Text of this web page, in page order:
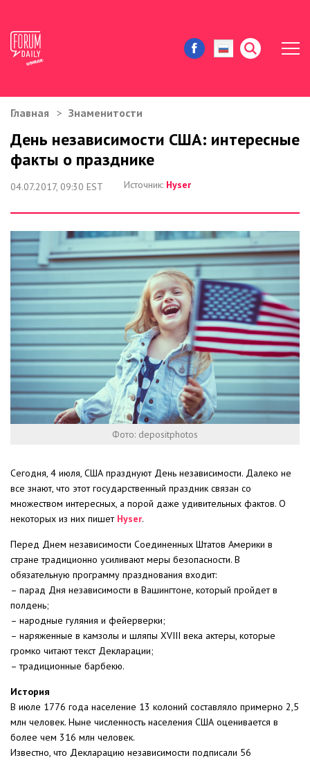
ИММИГРАЦИЯ В США
ЗНАМЕНИТОСТИ
ЗДОРОВЬЕ И КРАСОТА
ДОМ И ЕДА
Главная Знаменитости
День независимости США: интересные
факты о празднике
04.07.2017, 09:30 EST Источник: Hyser
Фото: depositphotos
Сегодня, 4 июля, США празднуют День независимости. Далеко не
все знают, что этот государственный праздник связан со
множеством интересных, а порой даже удивительных фактов. О
некоторых из них пишет Hyser.
Перед Днем независимости Соединенных Штатов Америки в
стране традиционно усиливают меры безопасности. В
обязательную программу празднования входит:
– парад Дня независимости в Вашингтоне, который пройдет в
полдень;
– народные гуляния и фейерверки;
– наряженные в камзолы и шляпы XVIII века актеры, которые
громко читают текст Декларации;
– традиционные барбекю.
История
В июле 1776 года население 13 колоний составляло примерно 2,5
млн человек. Ныне численность населения США оценивается в
более чем 316 млн человек.
Известно, что Декларацию независимости подписали 56